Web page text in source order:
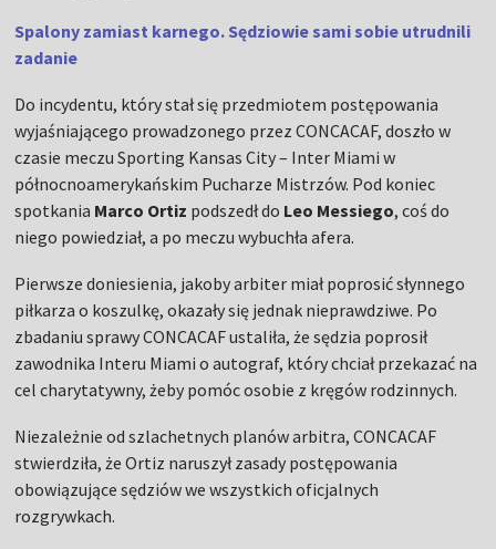
Spalony zamiast karnego. Sędziowie sami sobie utrudnili
zadanie
Do incydentu, który stał się przedmiotem postępowania
wyjaśniającego prowadzonego przez CONCACAF, doszło w
czasie meczu Sporting Kansas City – Inter Miami w
północnoamerykańskim Pucharze Mistrzów. Pod koniec
spotkania Marco Ortiz podszedł do Leo Messiego, coś do
niego powiedział, a po meczu wybuchła afera.
Pierwsze doniesienia, jakoby arbiter miał poprosić słynnego
piłkarza o koszulkę, okazały się jednak nieprawdziwe. Po
zbadaniu sprawy CONCACAF ustaliła, że sędzia poprosił
zawodnika Interu Miami o autograf, który chciał przekazać na
cel charytatywny, żeby pomóc osobie z kręgów rodzinnych.
Niezależnie od szlachetnych planów arbitra, CONCACAF
stwierdziła, że Ortiz naruszył zasady postępowania
obowiązujące sędziów we wszystkich oficjalnych
rozgrywkach.